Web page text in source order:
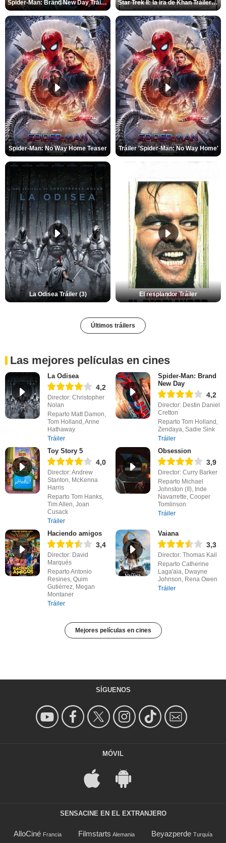
Spider-Man: Brand New Day Tráiler (3) Star Trek II: la ira de Khan Tráiler VO
Spider-Man: No Way Home Teaser Tráiler 'Spider-Man: No Way Home'
La Odisea Tráiler (3) El resplandor Tráiler
Últimos tráilers
Las mejores películas en cines
La Odisea
4,2
Director: Christopher
Nolan
Reparto Matt Damon,
Tom Holland, Anne
Hathaway
Tráiler
Spider-Man: Brand
New Day
4,2
Director: Destin Daniel
Cretton
Reparto Tom Holland,
Zendaya, Sadie Sink
Tráiler
Toy Story 5
4,0
Director: Andrew
Stanton, McKenna
Harris
Reparto Tom Hanks,
Tim Allen, Joan
Cusack
Tráiler
Obsession
3,9
Director: Curry Barker
Reparto Michael
Johnston (II), Inde
Navarrette, Cooper
Tomlinson
Tráiler
Haciendo amigos
3,4
Director: David
Marqués
Reparto Antonio
Resines, Quim
Gutiérrez, Megan
Montaner
Tráiler
Vaiana
3,3
Director: Thomas Kail
Reparto Catherine
Laga'aia, Dwayne
Johnson, Rena Owen
Tráiler
Mejores películas en cines
SÍGUENOS
MÓVIL
SENSACINE EN EL EXTRANJERO
AlloCiné Francia Filmstarts Alemania Beyazperde Turquía